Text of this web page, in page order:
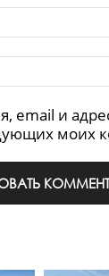
email и
моих